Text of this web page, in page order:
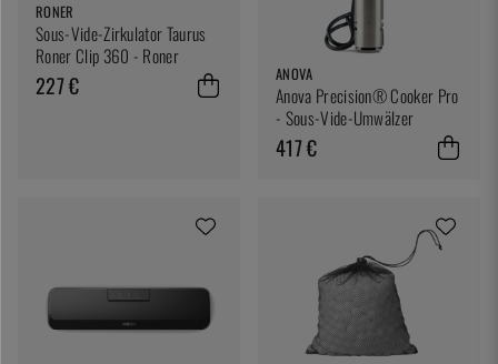
RONER
Sous-Vide-Zirkulator Taurus
Roner Clip 360 - Roner
227 € ANOVA
Anova Precision® Cooker Pro
- Sous-Vide-Umwälzer
417 €